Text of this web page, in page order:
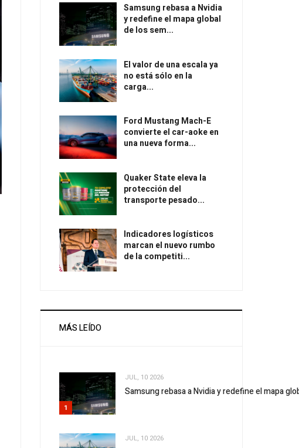
Samsung rebasa a Nvidia
y redefine el mapa global
de los sem...
El valor de una escala ya
no está sólo en la
carga...
Ford Mustang Mach-E
convierte el car-aoke en
una nueva forma...
Quaker State eleva la
protección del
transporte pesado...
Indicadores logísticos
marcan el nuevo rumbo
de la competiti...
MÁS LEÍDO
1
JUL, 10 2026
Samsung rebasa a Nvidia y redefine el mapa
JUL, 10 2026